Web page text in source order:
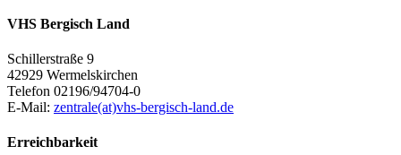
VHS Bergisch Land
Schillerstraße 9
42929 Wermelskirchen
Telefon 02196/94704-0
E-Mail: zentrale(at)vhs-bergisch-land.de
Erreichbarkeit